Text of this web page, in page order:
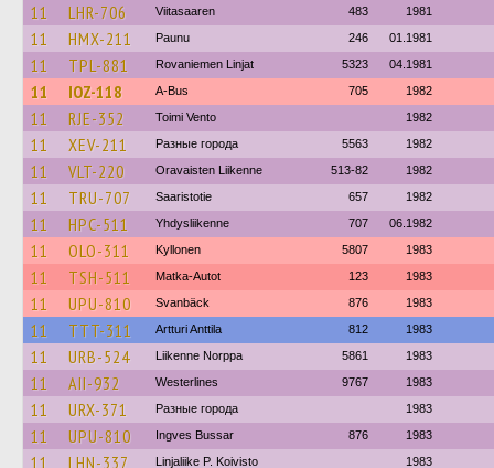
11 LHR-706 Viitasaaren 483 1981
11 HMX-211 Paunu 246 01.1981
11 TPL-881 Rovaniemen Linjat 5323 04.1981
11 IOZ-118 A-Bus 705 1982
11 RJE-352 Toimi Vento 1982
11 XEV-211 Разные города 5563 1982
11 VLT-220 Oravaisten Liikenne 513-82 1982
11 TRU-707 Saaristotie 657 1982
11 HPC-511 Yhdysliikenne 707 06.1982
11 OLO-311 Kyllonen 5807 1983
11 TSH-511 Matka-Autot 123 1983
11 UPU-810 Svanbäck 876 1983
11 TTT-311 Artturi Anttila 812 1983
11 URB-524 Liikenne Norppa 5861 1983
11 AII-932 Westerlines 9767 1983
11 URX-371 Разные города 1983
11 UPU-810 Ingves Bussar 876 1983
11 LHN-337 Linjaliike P. Koivisto 1983